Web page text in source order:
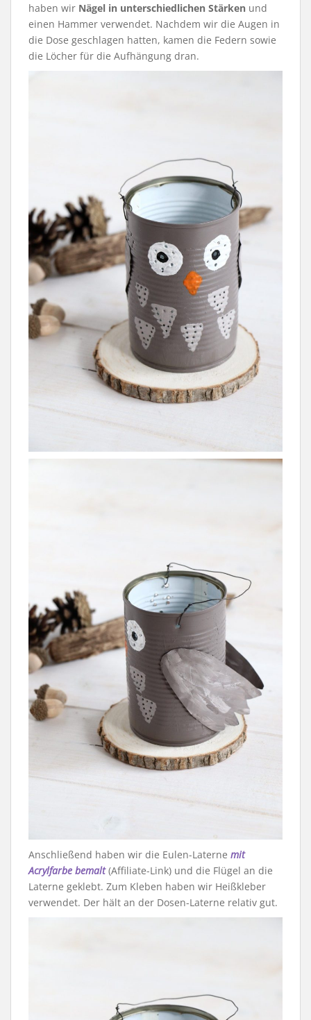
haben wir Nägel in unterschiedlichen Stärken und
einen Hammer verwendet. Nachdem wir die Augen in
die Dose geschlagen hatten, kamen die Federn sowie
die Löcher für die Aufhängung dran.
Anschließend haben wir die Eulen-Laterne mit
Acrylfarbe bemalt(Affiliate-Link) und die Flügel an die
Laterne geklebt. Zum Kleben haben wir Heißkleber
verwendet. Der hält an der Dosen-Laterne relativ gut.